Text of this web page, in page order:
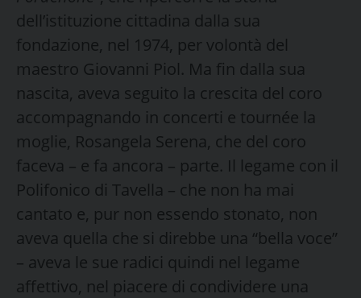
dell’istituzione cittadina dalla sua
fondazione, nel 1974, per volontà del
maestro Giovanni Piol. Ma fin dalla sua
nascita, aveva seguito la crescita del coro
accompagnando in concerti e tournée la
moglie, Rosangela Serena, che del coro
faceva – e fa ancora – parte. Il legame con il
Polifonico di Tavella – che non ha mai
cantato e, pur non essendo stonato, non
aveva quella che si direbbe una “bella voce”
– aveva le sue radici quindi nel legame
affettivo, nel piacere di condividere una